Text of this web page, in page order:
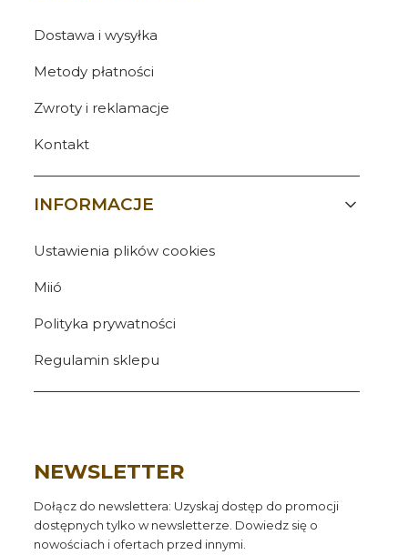
Dostawa i wysyłka
Metody płatności
Zwroty i reklamacje
Kontakt
INFORMACJE
Ustawienia plików cookies
Miió
Polityka prywatności
Regulamin sklepu
NEWSLETTER
Dołącz do newslettera: Uzyskaj dostęp do promocji
dostępnych tylko w newsletterze. Dowiedz się o
nowościach i ofertach przed innymi.